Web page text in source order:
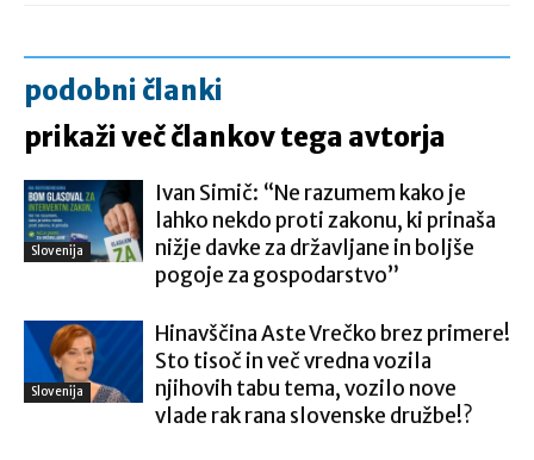
podobni članki
prikaži več člankov tega avtorja
Slovenija
Ivan Simič: “Ne razumem kako je
lahko nekdo proti zakonu, ki prinaša
nižje davke za državljane in boljše
pogoje za gospodarstvo”
Slovenija
Hinavščina Aste Vrečko brez primere!
Sto tisoč in več vredna vozila
njihovih tabu tema, vozilo nove
vlade rak rana slovenske družbe!?